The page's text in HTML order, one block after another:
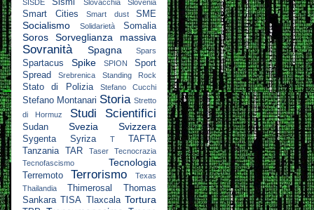
SISDE Sismi Slovacchia Slovenia
Smart Cities Smart dust SME
Socialismo Solidarietà Somalia
Soros Sorveglianza massiva
Sovranità Spagna Spars
Spartacus Spike SPION
Sport
Spread
Srebrenica Standing Rock
Stato di Polizia Stefano Cucchi
Stefano Montanari Storia Stretto
di Hormuz
Studi Scientifici
Sudan Svezia Svizzera
Sygenta Syriza T
TAFTA
Tanzania
TAR Taser
Tecnocrazia
Tecnofascismo
Tecnologia
Terremoto Terrorismo
Texas
Thailandia
Thimerosal
Thomas
Sankara
TISA Tlaxcala Tortura